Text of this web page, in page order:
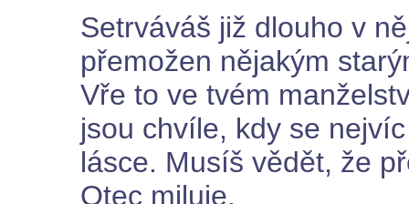
Setrváváš již dlouho v
přemožen nějakým
Vře to ve tvém
jsou chvíle, kdy se
lásce. Musíš vědět, že
Otec miluje.